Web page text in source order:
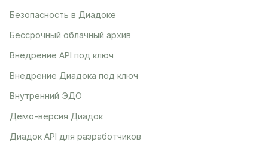
Безопасность в Диадоке
Бессрочный облачный архив
Внедрение API под ключ
Внедрение Диадока под ключ
Внутренний ЭДО
Демо-версия Диадок
Диадок API для разработчиков